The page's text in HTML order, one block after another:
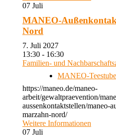
07 Juli
MANEO-
Nord
7. Juli 2027
13:30 - 16:30
Familien- und
MANEO-
https://maneo.de/maneo-
arbeit/gewaltpraevention/
aussenkontaktstellen/maneo-
marzahn-nord/
Weitere Informationen
07 Juli